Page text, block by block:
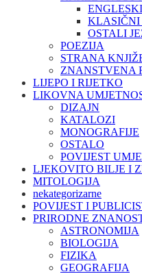
KLASIČNI
OSTALI
POEZIJA
STRANA
ZNANSTVENA
LIJEPO I RIJETKO
LIKOVNA
DIZAJN
KATALOZI
MONOGRAFIJE
OSTALO
POVIJEST
LJEKOVITO BILJE I
MITOLOGIJA
nekategorizarne
POVIJEST I
PRIRODNE
ASTRONOMIJA
BIOLOGIJA
FIZIKA
GEOGRAFIJA